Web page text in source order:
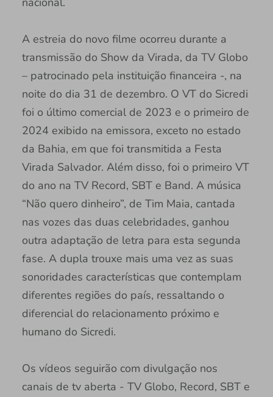
A estreia do novo filme ocorreu durante a
transmissão do Show da Virada, da TV Globo
– patrocinado pela instituição financeira -, na
noite do dia 31 de dezembro. O VT do Sicredi
foi o último comercial de 2023 e o primeiro de
2024 exibido na emissora, exceto no estado
da Bahia, em que foi transmitida a Festa
Virada Salvador. Além disso, foi o primeiro VT
do ano na TV Record, SBT e Band. A música
“Não quero dinheiro”, de Tim Maia, cantada
nas vozes das duas celebridades, ganhou
outra adaptação de letra para esta segunda
fase. A dupla trouxe mais uma vez as suas
sonoridades características que contemplam
diferentes regiões do país, ressaltando o
diferencial do relacionamento próximo e
humano do Sicredi.
Os vídeos seguirão com divulgação nos
canais de tv aberta - TV Globo, Record, SBT e